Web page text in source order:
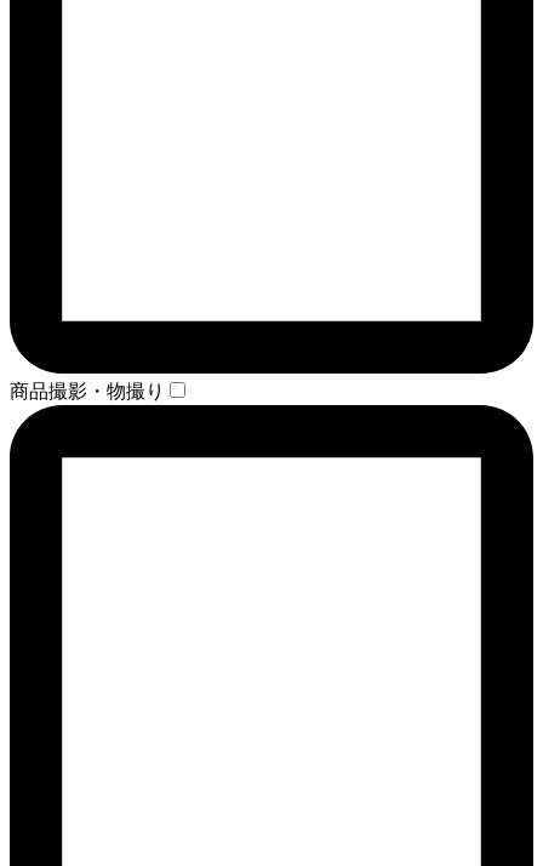
商品撮影・物撮り